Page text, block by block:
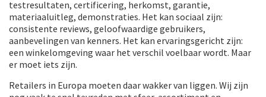
testresultaten, certificering, herkomst, garantie,
materiaaluitleg, demonstraties. Het kan sociaal zijn:
consistente reviews, geloofwaardige gebruikers,
aanbevelingen van kenners. Het kan ervaringsgericht zijn:
een winkelomgeving waar het verschil voelbaar wordt. Maar
er moet iets zijn.
Retailers in Europa moeten daar wakker van liggen. Wij zijn